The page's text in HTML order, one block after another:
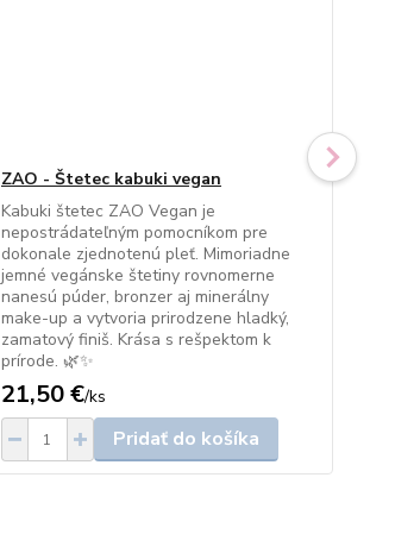
ZAO - Štetec kabuki vegan
Kabuki štetec ZAO Vegan je
nepostrádateľným pomocníkom pre
dokonale zjednotenú pleť. Mimoriadne
jemné vegánske štetiny rovnomerne
nanesú púder, bronzer aj minerálny
make-up a vytvoria prirodzene hladký,
zamatový finiš. Krása s rešpektom k
prírode. 🌿✨
21,50 €/ks
Pridať do košíka